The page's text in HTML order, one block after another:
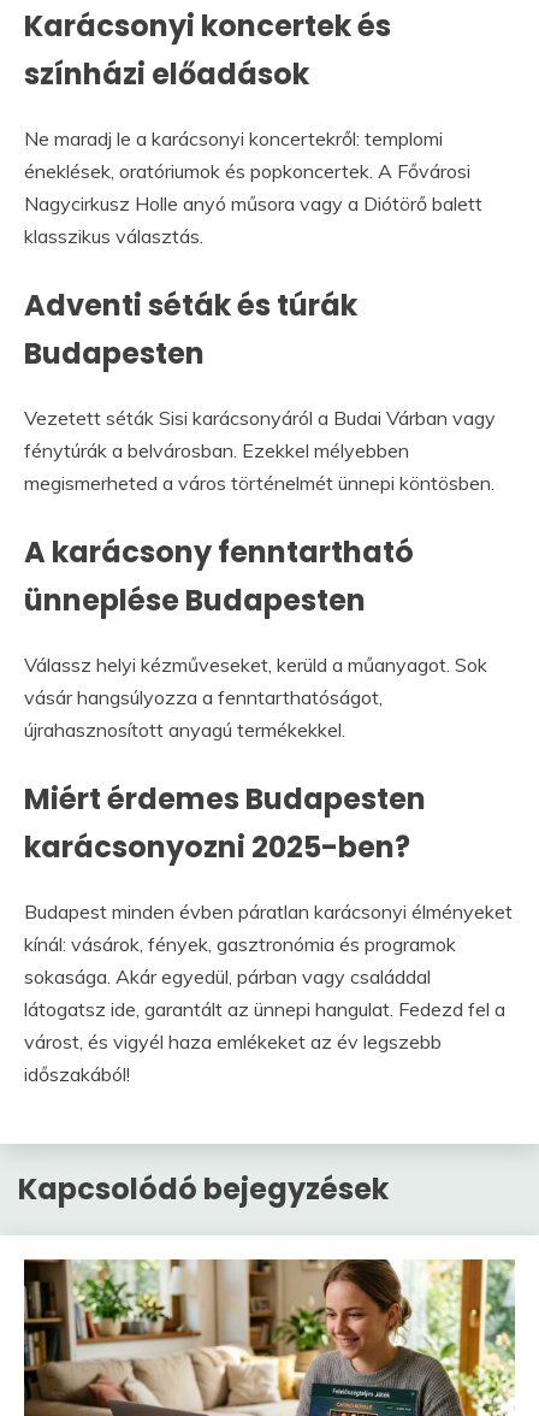
Karácsonyi koncertek és
színházi előadások
Ne maradj le a karácsonyi koncertekről: templomi
éneklések, oratóriumok és popkoncertek. A Fővárosi
Nagycirkusz Holle anyó műsora vagy a Diótörő balett
klasszikus választás.
Adventi séták és túrák
Budapesten
Vezetett séták Sisi karácsonyáról a Budai Várban vagy
fénytúrák a belvárosban. Ezekkel mélyebben
megismerheted a város történelmét ünnepi köntösben.
A karácsony fenntartható
ünneplése Budapesten
Válassz helyi kézműveseket, kerüld a műanyagot. Sok
vásár hangsúlyozza a fenntarthatóságot,
újrahasznosított anyagú termékekkel.
Miért érdemes Budapesten
karácsonyozni 2025-ben?
Budapest minden évben páratlan karácsonyi élményeket
kínál: vásárok, fények, gasztronómia és programok
sokasága. Akár egyedül, párban vagy családdal
látogatsz ide, garantált az ünnepi hangulat. Fedezd fel a
várost, és vigyél haza emlékeket az év legszebb
időszakából!
Kapcsolódó bejegyzések